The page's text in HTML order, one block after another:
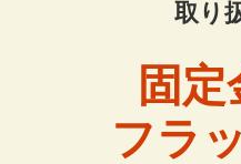
取り
固
フラ